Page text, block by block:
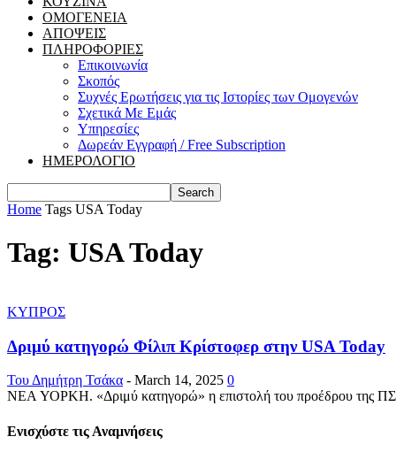
ΟΜΟΓΕΝΕΙΑ
ΑΠΟΨΕΙΣ
ΠΛΗΡΟΦΟΡΙΕΣ
Επικοινωνία
Σκοπός
Συχνές Ερωτήσεις για τις Ιστορίες των Ομογενών
Σχετικά Με Εμάς
Υπηρεσίες
Δωρεάν Εγγραφή / Free Subscription
ΗΜΕΡΟΛΟΓΙΟ
Home Tags USA Today
Tag: USA Today
ΚΥΠΡΟΣ
Δριμύ κατηγορώ Φίλιπ Κρίστοφερ στην USA Today
Του Δημήτρη Τσάκα - March 14, 2025 0
NEA ΥΟΡΚΗ. «Δριμύ κατηγορώ» η επιστολή του προέδρου της
Ενισχύστε τις Αναμνήσεις